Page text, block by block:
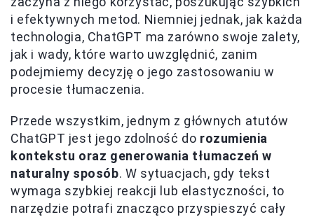
i efektywnych metod. Niemniej jednak, jak każda
technologia, ChatGPT ma zarówno swoje zalety,
jak i wady, które warto uwzględnić, zanim
podejmiemy decyzję o jego zastosowaniu w
procesie tłumaczenia.
Przede wszystkim, jednym z głównych atutów
ChatGPT jest jego zdolność do rozumienia
kontekstu oraz generowania tłumaczeń w
naturalny sposób. W sytuacjach, gdy tekst
wymaga szybkiej reakcji lub elastyczności, to
narzędzie potrafi znacząco przyspieszyć cały